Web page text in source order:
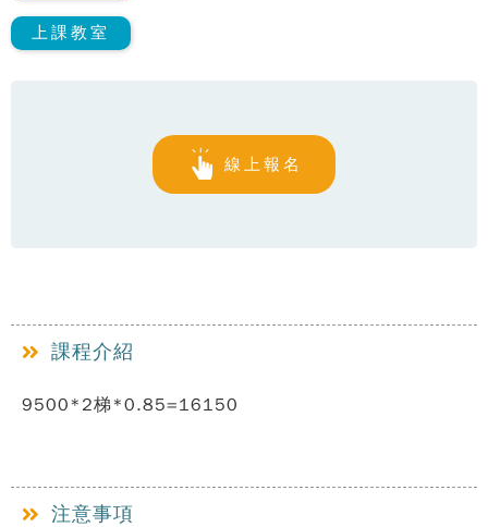
上課教室
線上報名
課程介紹
9500*2梯*0.85=16150
注意事項